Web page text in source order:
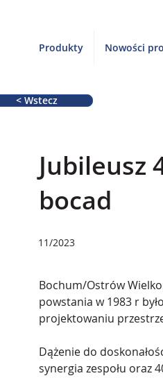
Produkty Nowości
< Wstecz
Jubileusz
bocad
11/2023
Bochum/Ostrów
powstania w 1983 r
projektowaniu
Dążenie do
synergia zespołu oraz